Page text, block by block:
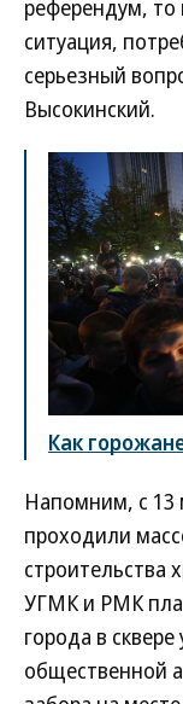
референдум,
ситуация,
серьезный
Высокинский.
Как
Напомним, с 13
проходили
строительства
УГМК и РМК
города в
общественной